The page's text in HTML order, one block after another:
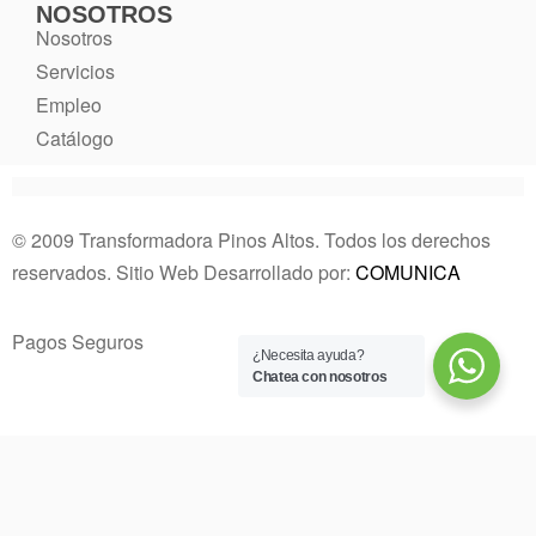
NOSOTROS
Nosotros
Servicios
Empleo
Catálogo
© 2009 Transformadora Pinos Altos. Todos los derechos
reservados. Sitio Web Desarrollado por: COMUNICA
Pagos Seguros
¿Necesita ayuda?
Chatea con nosotros